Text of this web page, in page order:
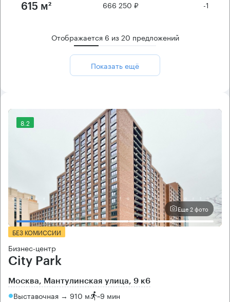
615 м² 666 250 ₽ -1
Отображается 6 из20 предложений
Показать ещё
8.2
Еще 2 фото
БЕЗ КОМИССИИ
Бизнес-центр
City Park
Москва, Мантулинская улица, 9 к6
Выставочная → 910 м ~9 мин